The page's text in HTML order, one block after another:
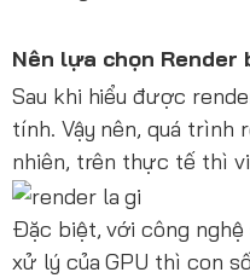
Nên lựa chọn Render
Sau khi hiểu được
tính. Vậy nên, quá trình
nhiên, trên thực tế thì
Đặc biệt, với công nghệ
xử lý của GPU thì con